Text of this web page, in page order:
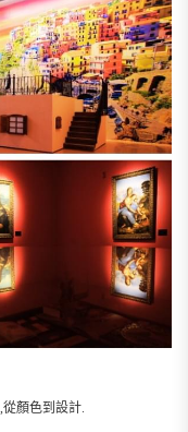
顏色到設計.